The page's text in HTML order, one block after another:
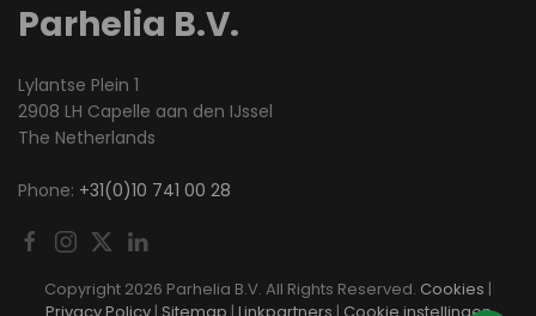
Parhelia B.V.
Lylantse Plein 1
2908 LH Capelle aan den IJssel
The Netherlands
Phone: +31(0)10 741 00 28
Copyright 2026 Parhelia B.V. All Rights Reserved. Cookies |